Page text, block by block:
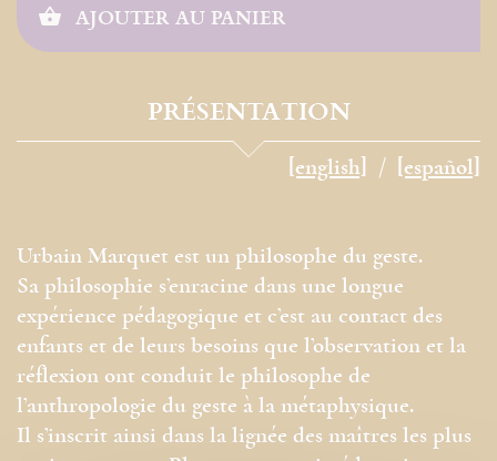
AJOUTER AU PANIER
PRÉSENTATION
[english] [español]
Urbain Marquet est un philosophe du geste.
Sa philosophie s’enracine dans une longue
expérience pédagogique et c’est au contact des
enfants et de leurs besoins que l’observation et la
réflexion ont conduit le philosophe de
l’anthropologie du geste à la métaphysique.
Il s’inscrit ainsi dans la lignée des maîtres les plus